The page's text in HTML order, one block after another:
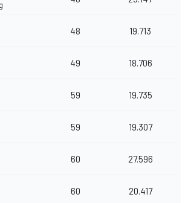
48 19.713
49 18.706
59 19.735
59 19.307
60 27.596
60 20.417